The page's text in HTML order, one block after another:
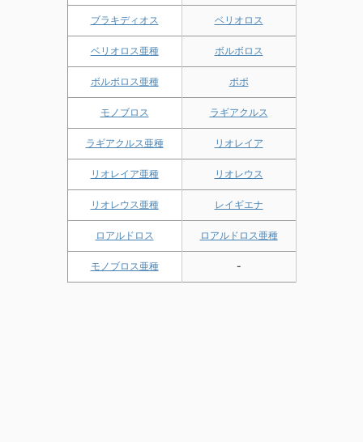
ブラキディオス ベリオロス
ベリオロス亜種 ボルボロス
ボルボロス亜種 ポポ
モノブロス ラギアクルス
ラギアクルス亜種 リオレイア
リオレイア亜種 リオレウス
リオレウス亜種 レイギエナ
ロアルドロス ロアルドロス亜種
モノブロス亜種 -